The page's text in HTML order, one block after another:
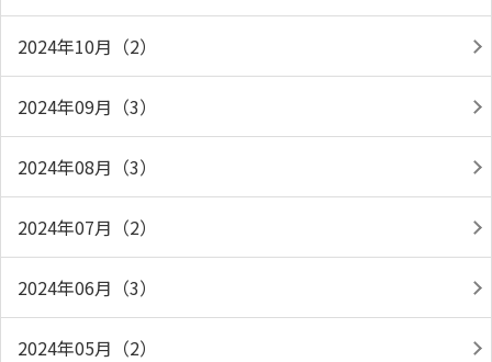
2024年10月（2）
2024年09月（3）
2024年08月（3）
2024年07月（2）
2024年06月（3）
2024年05月（2）